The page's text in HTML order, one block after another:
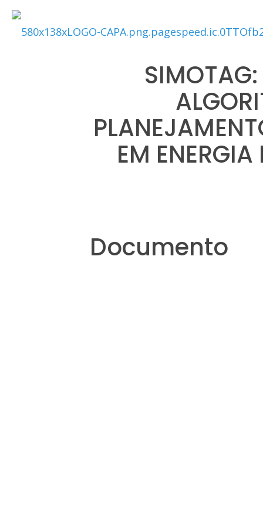
EM
Documento